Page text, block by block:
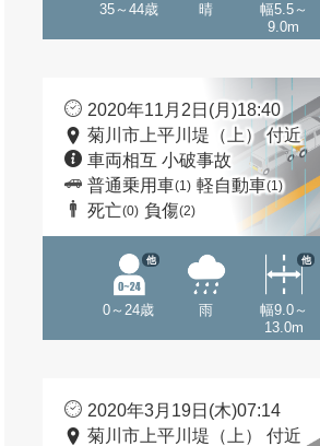
35～44歳 晴
幅5.5～
9.0m
2020年11月2日(月)18:40
菊川市上平川堤（上） 付近
車両相互 小破事故
普通乗用車(1) 軽自動車(1)
死亡(0) 負傷(2)
0～24歳
他
雨
幅9.0～
13.0m
他
2020年3月19日(木)07:14
菊川市上平川堤（上） 付近